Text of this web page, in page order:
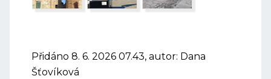
Přidáno 8. 6. 2026 07.43, autor: Dana
Šťovíková